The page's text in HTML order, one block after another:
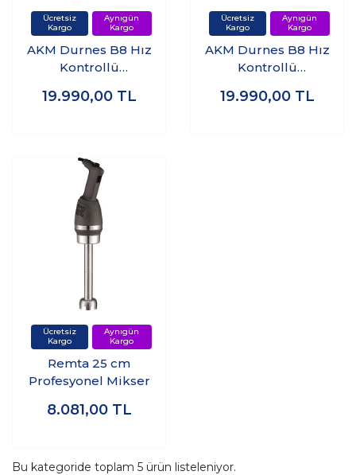
AKM Durnes B8 Hız
Kontrollü
8 lt 220V
19.990,00 TL
AKM Durnes B8 Hız
Kontrollü
8 lt 220V
19.990,00 TL
Remta 25 cm
Profesyonel Mikser
8.081,00 TL
Bu kategoride toplam 5 ürün listeleniyor.